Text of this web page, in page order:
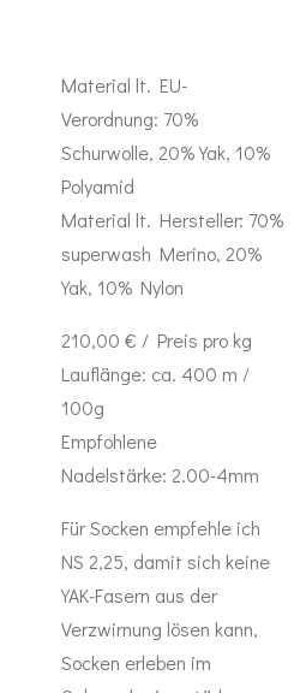
Material lt. EU-
Verordnung: 70%
Schurwolle, 20% Yak, 10%
Polyamid
Material lt. Hersteller: 70%
superwash Merino, 20%
Yak, 10% Nylon
210,00 € / Preis pro kg
Lauflänge: ca. 400 m /
100g
Empfohlene
Nadelstärke: 2.00-4mm
Für Socken empfehle ich
NS 2,25, damit sich keine
YAK-Fasern aus der
Verzwirnung lösen kann,
Socken erleben im